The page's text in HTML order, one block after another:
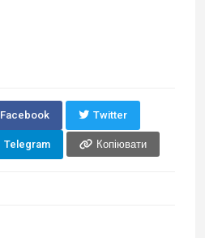
Facebook Twitter
Telegram Копіювати